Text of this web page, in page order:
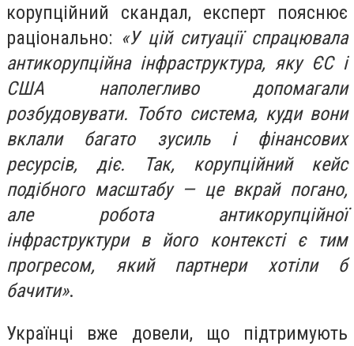
корупційний скандал, експерт пояснює
раціонально: «У цій ситуації спрацювала
антикорупційна інфраструктура, яку ЄС і
США наполегливо допомагали
розбудовувати. Тобто система, куди вони
вклали багато зусиль і фінансових
ресурсів, діє. Так, корупційний кейс
подібного масштабу — це вкрай погано,
але робота антикорупційної
інфраструктури в його контексті є тим
прогресом, який партнери хотіли б
бачити».
Українці вже довели, що підтримують